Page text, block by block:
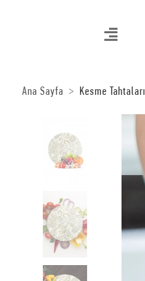
Ana Sayfa Kesme Tahtaları